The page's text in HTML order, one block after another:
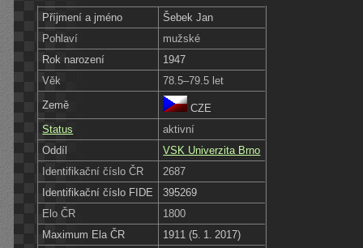
Příjmení a jméno
Šebek Jan
Pohlaví
mužské
Rok narození
1947
Věk
78.5–79.5 let
Země
CZE
Status
aktivní
Oddíl
VSK Univerzita Brno
Identifikační číslo ČR
2687
Identifikační číslo FIDE
395269
Elo ČR
1800
Maximum Ela ČR
1911 (5. 1. 2017)